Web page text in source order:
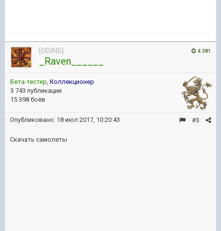
4 381
[ODINS]
_Raven______
Бета-тестер, Коллекционер
3 743 публикации
15 398 боёв
#3
Опубликовано: 18 июл 2017, 10:20:43
Скачать самолеты